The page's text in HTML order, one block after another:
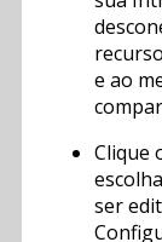
e ao
Clique
ser